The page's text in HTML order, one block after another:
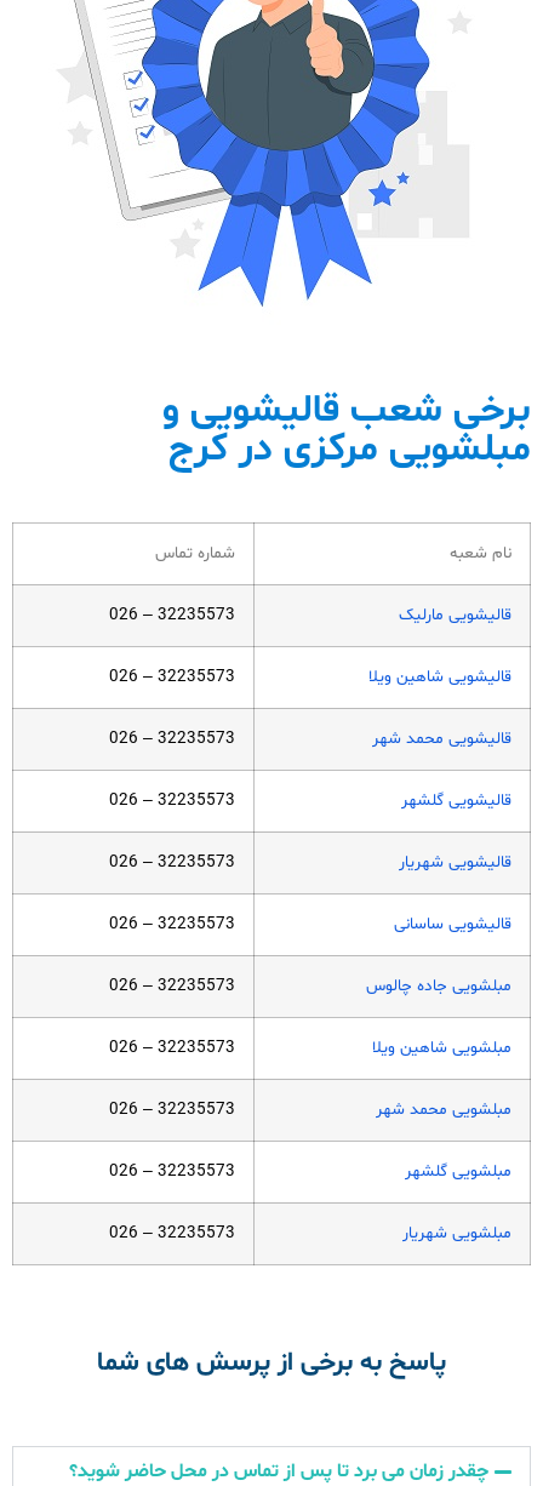
برخی شعب قالیشویی و
مبلشویی مرکزی در کرج
نام شعبه شماره تماس
قالیشویی مارلیک 32235573 – 026
قالیشویی شاهین ویلا 32235573 – 026
قالیشویی محمد شهر 32235573 – 026
قالیشویی گلشهر 32235573 – 026
قالیشویی شهریار 32235573 – 026
قالیشویی ساسانی 32235573 – 026
مبلشویی جاده چالوس 32235573 – 026
مبلشویی شاهین ویلا 32235573 – 026
مبلشویی محمد شهر 32235573 – 026
مبلشویی گلشهر 32235573 – 026
مبلشویی شهریار 32235573 – 026
پاسخ به برخی از پرسش های شما
چقدر زمان می برد تا پس از تماس در محل حاضر شوید؟